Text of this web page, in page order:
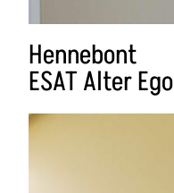
Hennebont
ESAT Alter Ego